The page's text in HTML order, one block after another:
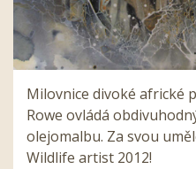
Milovnice divoké africké
Rowe ovládá
olejomalbu. Za svou
Wildlife artist 2012!